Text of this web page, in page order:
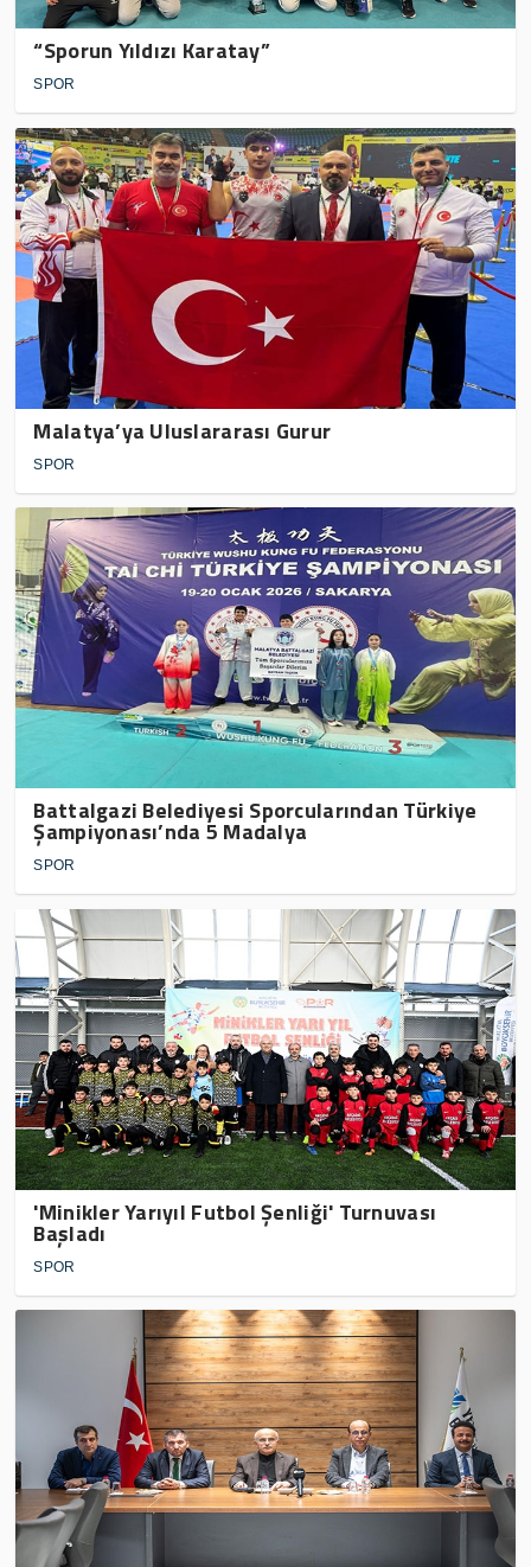
“Sporun Yıldızı Karatay”
SPOR
Malatya’ya Uluslararası Gurur
SPOR
Battalgazi Belediyesi Sporcularından Türkiye
Şampiyonası’nda 5 Madalya
SPOR
'Minikler Yarıyıl Futbol Şenliği' Turnuvası
Başladı
SPOR